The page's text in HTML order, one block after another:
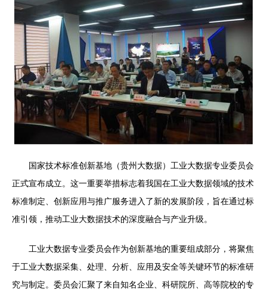
国家技术标准创新基地（贵州大数据）工业大数据专业委员会
正式宣布成立。这一重要举措标志着我国在工业大数据领域的技术
标准制定、创新应用与推广服务进入了新的发展阶段，旨在通过标
准引领，推动工业大数据技术的深度融合与产业升级。
工业大数据专业委员会作为创新基地的重要组成部分，将聚焦
于工业大数据采集、处理、分析、应用及安全等关键环节的标准研
究与制定。委员会汇聚了来自知名企业、科研院所、高等院校的专